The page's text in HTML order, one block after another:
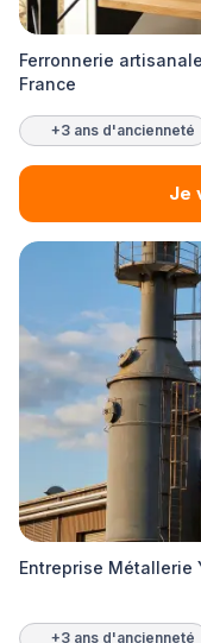
Ferronnerie
France
+3 ans d'ancienneté
Je
Entreprise Métallerie
+3 ans d'ancienneté